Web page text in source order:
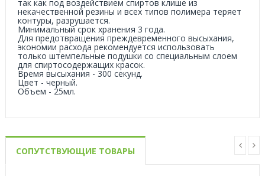
так как под воздействием спиртов клише из
некачественной резины и всех типов полимера теряет
контуры, разрушается.
Минимальный срок хранения 3 года.
Для предотвращения преждевременного высыхания,
экономии расхода рекомендуется использовать
только штемпельные подушки со специальным слоем
для спиртосодержащих красок.
Время высыхания - 300 секунд.
Цвет - черный.
Объем - 25мл.
СОПУТСТВУЮЩИЕ ТОВАРЫ